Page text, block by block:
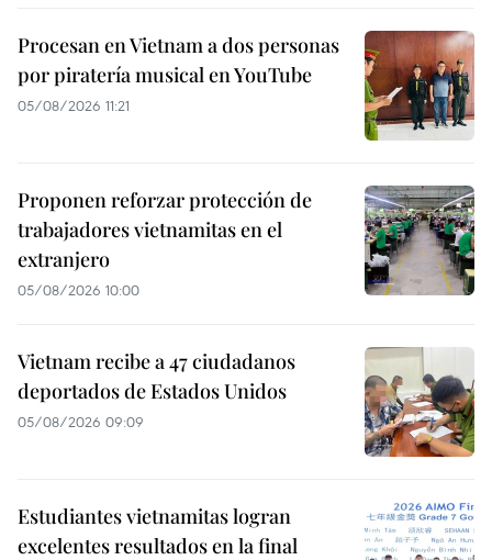
Procesan en Vietnam a dos personas
por piratería musical en YouTube
05/08/2026 11:21
Proponen reforzar protección de
trabajadores vietnamitas en el
extranjero
05/08/2026 10:00
Vietnam recibe a 47 ciudadanos
deportados de Estados Unidos
05/08/2026 09:09
Estudiantes vietnamitas logran
excelentes resultados en la final